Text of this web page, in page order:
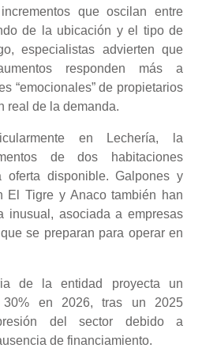
que oscilan entre
de la ubicación y el tipo de
especialistas advierten que
responden más a
“emocionales” de propietarios
real de la demanda.
en Lechería, la
de dos habitaciones
oferta disponible. Galpones y
El Tigre y Anaco también han
inusual, asociada a empresas
se preparan para operar en
de la entidad proyecta un
30% en 2026, tras un 2025
del sector debido a
de financiamiento.